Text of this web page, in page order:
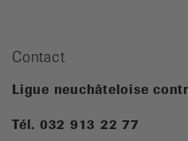
Contact
Ligue neuchâteloise
Tél. 032 913 22 77